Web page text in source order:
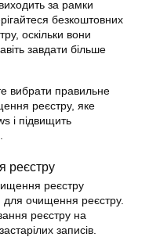
за рамки
безкоштовних
оскільки вони
завдати більше
вибрати правильне
реєстру, яке
і підвищить
реєстру
реєстру
очищення реєстру.
реєстру на
записів.